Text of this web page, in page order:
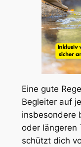
Eine gute
Begleiter auf
insbesondere
oder längeren
schützt dich